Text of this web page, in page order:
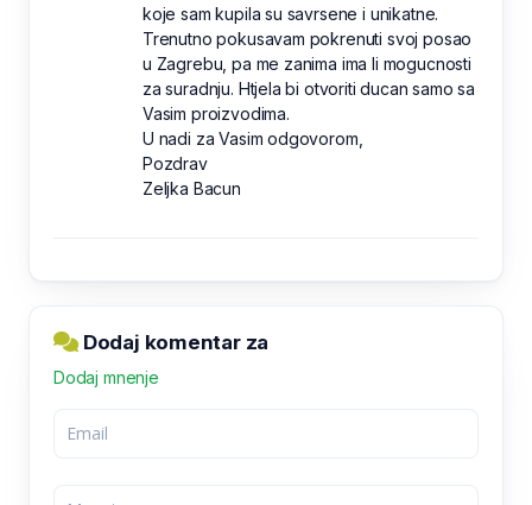
koje sam kupila su savrsene i unikatne.
Trenutno pokusavam pokrenuti svoj posao
u Zagrebu, pa me zanima ima li mogucnosti
za suradnju. Htjela bi otvoriti ducan samo sa
Vasim proizvodima.
U nadi za Vasim odgovorom,
Pozdrav
Zeljka Bacun
Dodaj komentar za
Dodaj mnenje